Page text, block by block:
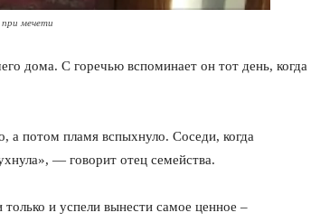
мечети
дома. С горечью вспоминает он тот день, когда
а потом пламя вспыхнуло. Соседи, когда
— говорит отец семейства.
и успели вынести самое ценное –